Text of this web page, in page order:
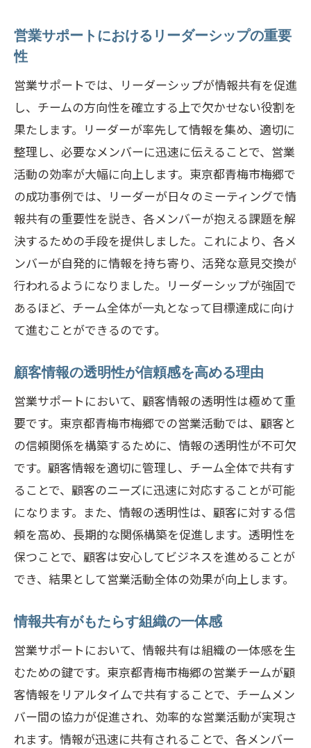
営業サポートにおけるリーダーシップの重要
性
営業サポートでは、リーダーシップが情報共有を促進
し、チームの方向性を確立する上で欠かせない役割を
果たします。リーダーが率先して情報を集め、適切に
整理し、必要なメンバーに迅速に伝えることで、営業
活動の効率が大幅に向上します。東京都青梅市梅郷で
の成功事例では、リーダーが日々のミーティングで情
報共有の重要性を説き、各メンバーが抱える課題を解
決するための手段を提供しました。これにより、各メ
ンバーが自発的に情報を持ち寄り、活発な意見交換が
行われるようになりました。リーダーシップが強固で
あるほど、チーム全体が一丸となって目標達成に向け
て進むことができるのです。
顧客情報の透明性が信頼感を高める理由
営業サポートにおいて、顧客情報の透明性は極めて重
要です。東京都青梅市梅郷での営業活動では、顧客と
の信頼関係を構築するために、情報の透明性が不可欠
です。顧客情報を適切に管理し、チーム全体で共有す
ることで、顧客のニーズに迅速に対応することが可能
になります。また、情報の透明性は、顧客に対する信
頼を高め、長期的な関係構築を促進します。透明性を
保つことで、顧客は安心してビジネスを進めることが
でき、結果として営業活動全体の効果が向上します。
情報共有がもたらす組織の一体感
営業サポートにおいて、情報共有は組織の一体感を生
むための鍵です。東京都青梅市梅郷の営業チームが顧
客情報をリアルタイムで共有することで、チームメン
バー間の協力が促進され、効率的な営業活動が実現さ
れます。情報が迅速に共有されることで、各メンバー